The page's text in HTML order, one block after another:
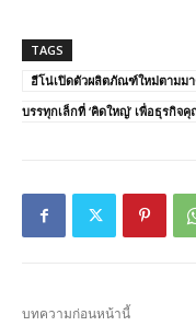
TAGS
ฮีโน่เปิดตัวผลิตภัณฑ์ใหม่ตามมา
บรรทุกเล็กที่ ‘คิดใหญ่’ เพื่อธุรกิจ
บทความก่อนหน้านี้